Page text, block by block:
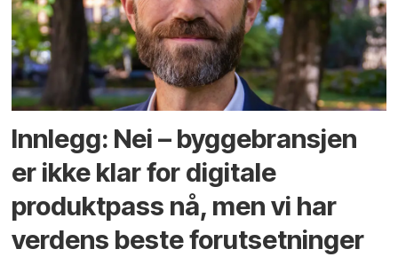
Innlegg: Nei – byggebransjen
er ikke klar for digitale
produktpass nå, men vi har
verdens beste forutsetninger